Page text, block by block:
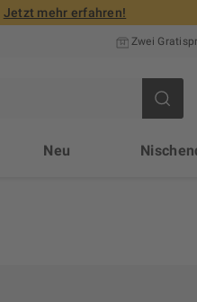
Jetzt mehr erfahren!
Zwei
Neu